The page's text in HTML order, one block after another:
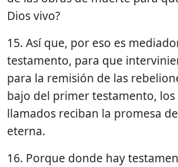
Dios vivo?
15. Así que, por eso es
testamento, para que
para la remisión de las
bajo del primer testamento, los
llamados reciban la promesa
eterna.
16. Porque donde hay